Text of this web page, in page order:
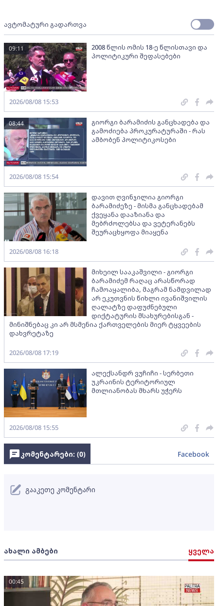
ავტომატური გადართვა
2008 წლის ომის 18-ე წლისთავი და
პოლიტიკური შეფასებები
09:11
2026/08/08 15:53
გიორგი ბარამიძის განცხადება და
გამოძიება პროკურატურაში - რას
ამბობენ პოლიტიკოსები
08:44
2026/08/08 15:54
დავით ღვინჯილია გიორგი
ბარამიძეზე - მისმა განცხადებამ
ქვეყანა დააზიანა და
მებრძოლებსა და ვეტერანებს
შეურაცხყოფა მიაყენა
2026/08/08 16:18
მიხეილ სააკაშვილი - გიორგი
ბარამიძემ რაღაც არასწორად
ჩამოაყალიბა, მაგრამ ნამდვილად
არ ეკუთვნის წიხლი ივანიშვილის
ღალატზე დაფუძნებული
დიქტატურის მსახურებისგან -
მინიშნებაც კი არ მსმენია ქართველების მიერ ტყვეების
დახვრეტაზე
2026/08/08 17:19
ალექსანდრ ვუჩიჩი - სერბეთი
უკრაინის ტერიტორიულ
მთლიანობას მხარს უჭერს
2026/08/08 15:55
ახალი ამბები ყველა
00:45
კომენტარები: (0) Facebook
გააკეთე კომენტარი